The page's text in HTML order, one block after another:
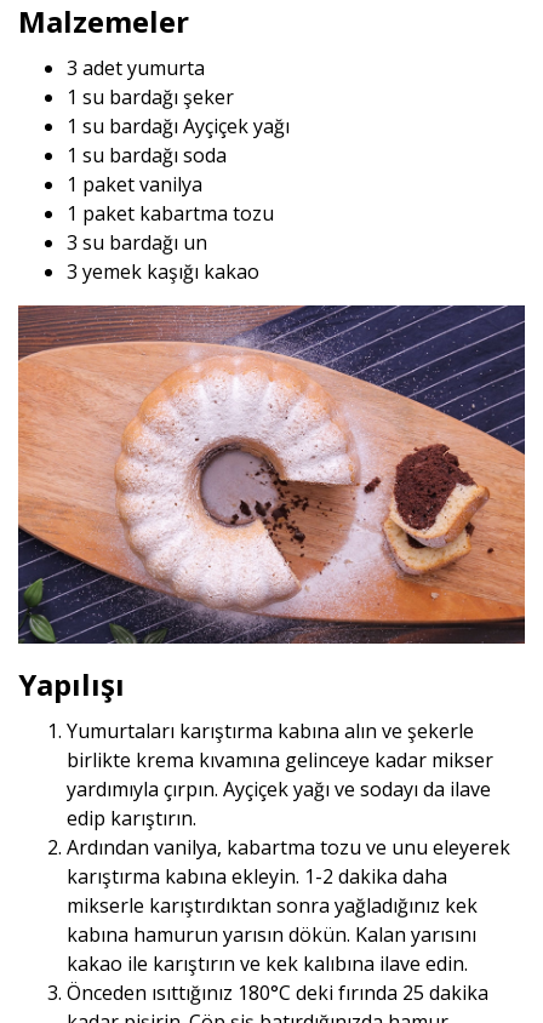
Malzemeler
3 adet yumurta
1 su bardağı şeker
1 su bardağı Ayçiçek yağı
1 su bardağı soda
1 paket vanilya
1 paket kabartma tozu
3 su bardağı un
3 yemek kaşığı kakao
Yapılışı
Yumurtaları karıştırma kabına alın ve şekerle
birlikte krema kıvamına gelinceye kadar mikser
yardımıyla çırpın. Ayçiçek yağı ve sodayı da ilave
edip karıştırın.
Ardından vanilya, kabartma tozu ve unu eleyerek
karıştırma kabına ekleyin. 1-2 dakika daha
mikserle karıştırdıktan sonra yağladığınız kek
kabına hamurun yarısın dökün. Kalan yarısını
kakao ile karıştırın ve kek kalıbına ilave edin.
Önceden ısıttığınız 180°C deki fırında 25 dakika